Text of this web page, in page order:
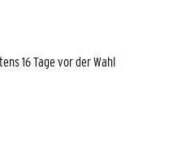
16 Tage vor der Wahl